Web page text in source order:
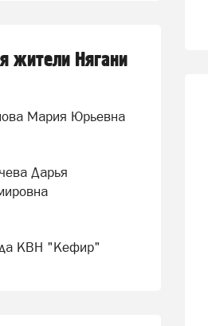
жители Нягани
Мария Юрьевна
Дарья
КВН "Кефир"